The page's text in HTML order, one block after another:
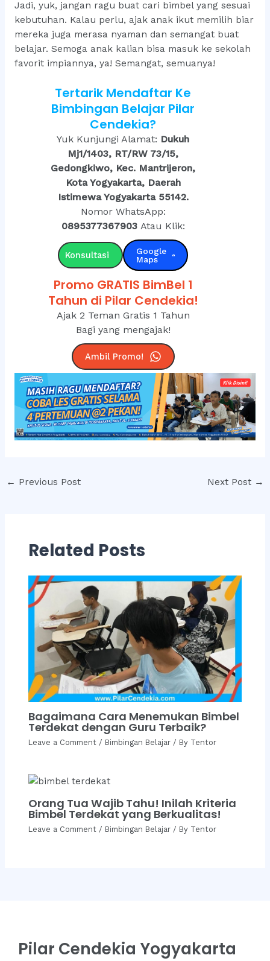
Jadi, yuk, jangan ragu buat cari bimbel yang sesuai
kebutuhan. Kalau perlu, ajak anak ikut memilih biar
mereka juga merasa nyaman dan semangat buat
belajar. Semoga anak kalian bisa masuk ke sekolah
favorit impiannya, ya! Semangat, semuanya!
Tertarik Mendaftar Ke
Bimbingan Belajar Pilar
Cendekia?
Yuk Kunjungi Alamat: Dukuh
Mj1/1403, RT/RW 73/15,
Gedongkiwo, Kec. Mantrijeron,
Kota Yogyakarta, Daerah
Istimewa Yogyakarta 55142.
Nomor WhatsApp:
0895377367903 Atau Klik:
Konsultasi
Google
Maps
Promo GRATIS BimBel 1
Tahun di Pilar Cendekia!
Ajak 2 Teman Gratis 1 Tahun
Bagi yang mengajak!
Ambil Promo!
Post
← Previous Post Next Post →
Related Posts
Bagaimana Cara Menemukan Bimbel
Terdekat dengan Guru Terbaik?
Leave a Comment / Bimbingan Belajar / By Tentor
Orang Tua Wajib Tahu! Inilah Kriteria
Bimbel Terdekat yang Berkualitas!
Leave a Comment / Bimbingan Belajar / By Tentor
Pilar Cendekia Yogyakarta